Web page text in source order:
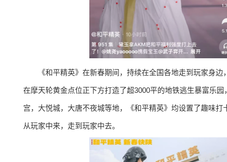
《和平精英》在新春期间，持续在全国各地走到玩家身
在摩天轮黄金点位正下方打造了超3000平的地铁逃生暴富乐
宫，大悦城，大唐不夜城等地，《和平精英》均设置了趣味
从玩家中来，走到玩家中去。